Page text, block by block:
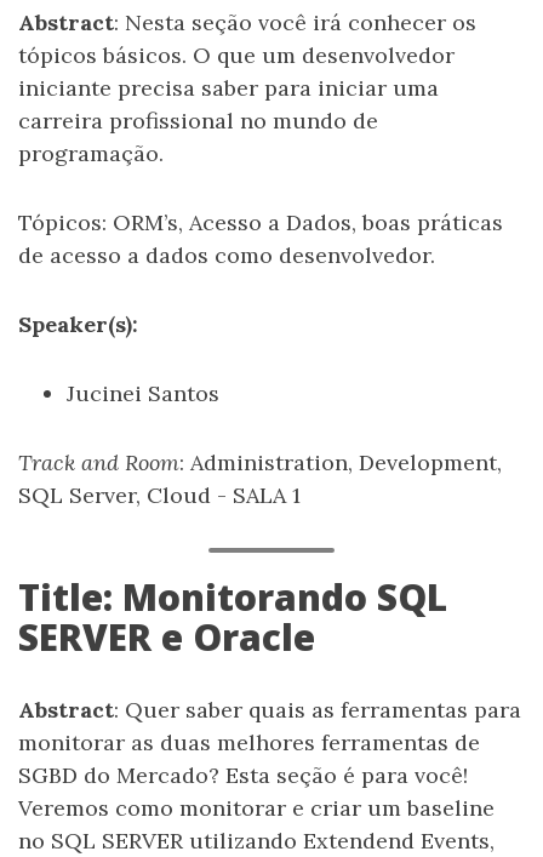
Abstract: Nesta seção você irá conhecer os
tópicos básicos. O que um desenvolvedor
iniciante precisa saber para iniciar uma
carreira profissional no mundo de
programação.
Tópicos: ORM’s, Acesso a Dados, boas práticas
de acesso a dados como desenvolvedor.
Speaker(s):
Jucinei Santos
Track and Room: Administration, Development,
SQL Server, Cloud - SALA 1
Title: Monitorando SQL
SERVER e Oracle
Abstract: Quer saber quais as ferramentas para
monitorar as duas melhores ferramentas de
SGBD do Mercado? Esta seção é para você!
Veremos como monitorar e criar um baseline
no SQL SERVER utilizando Extendend Events,